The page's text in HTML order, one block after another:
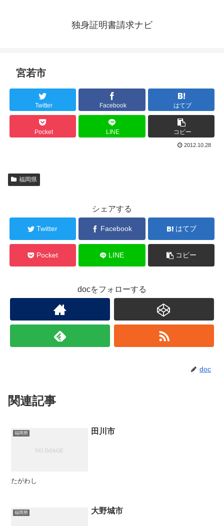
独身証明書請求ナビ
宮若市
Twitter Facebook はてブ
Pocket LINE コピー
2012.10.28
福岡県
シェアする
Twitter Facebook はてブ
Pocket LINE コピー
docをフォローする
doc
関連記事
福岡県 田川市
たがわし
福岡県 大野城市